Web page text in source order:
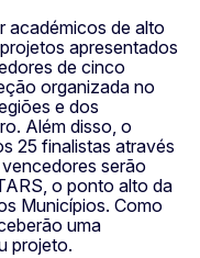
académicos de alto
apresentados
de cinco
organizada no
e dos
Além disso, o
25 finalistas através
serão
o ponto alto da
Municípios. Como
uma
projeto.